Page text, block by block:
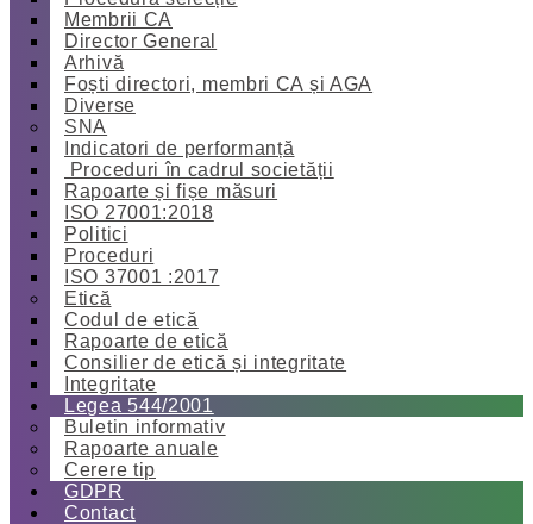
Membrii CA
Director General
Arhivă
Foști directori, membri CA și AGA
Diverse
SNA
Indicatori de performanță
Proceduri în cadrul societății
Rapoarte și fișe măsuri
ISO 27001:2018
Politici
Proceduri
ISO 37001 :2017
Etică
Codul de etică
Rapoarte de etică
Consilier de etică și integritate
Integritate
Legea 544/2001
Buletin informativ
Rapoarte anuale
Cerere tip
GDPR
Contact